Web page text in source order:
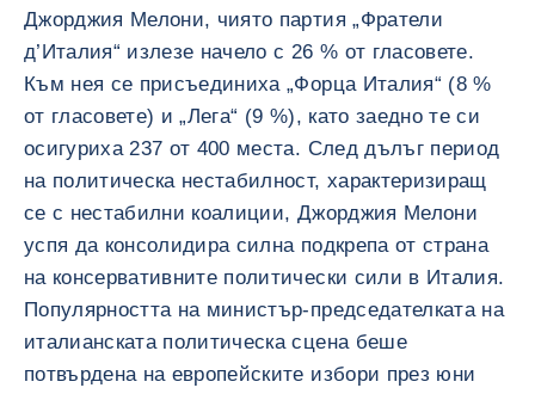
Джорджия Мелони, чиято партия „Фратели
д’Италия“ излезе начело с 26 % от гласовете.
Към нея се присъединиха „Форца Италия“ (8 %
от гласовете) и „Лега“ (9 %), като заедно те си
осигуриха 237 от 400 места. След дълъг период
на политическа нестабилност, характеризиращ
се с нестабилни коалиции, Джорджия Мелони
успя да консолидира силна подкрепа от страна
на консервативните политически сили в Италия.
Популярността на министър-председателката на
италианската политическа сцена беше
потвърдена на европейските избори през юни